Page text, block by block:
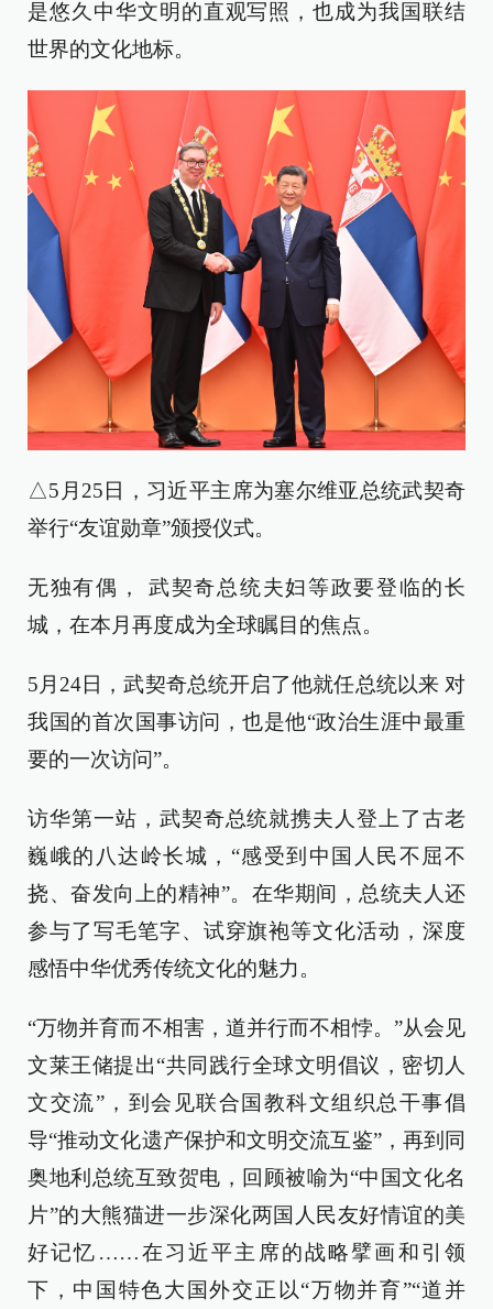
是悠久中华文明的直观写照，也成为我国联结
世界的文化地标。
△5月25日，习近平主席为塞尔维亚总统武契奇
举行“友谊勋章”颁授仪式。
无独有偶， 武契奇总统夫妇等政要登临的长
城，在本月再度成为全球瞩目的焦点。
5月24日，武契奇总统开启了他就任总统以来 对
我国的首次国事访问，也是他“政治生涯中最重
要的一次访问”。
访华第一站，武契奇总统就携夫人登上了古老
巍峨的八达岭长城，“感受到中国人民不屈不
挠、奋发向上的精神”。在华期间，总统夫人还
参与了写毛笔字、试穿旗袍等文化活动，深度
感悟中华优秀传统文化的魅力。
“万物并育而不相害，道并行而不相悖。”从会见
文莱王储提出“共同践行全球文明倡议，密切人
文交流”，到会见联合国教科文组织总干事倡
导“推动文化遗产保护和文明交流互鉴”，再到同
奥地利总统互致贺电，回顾被喻为“中国文化名
片”的大熊猫进一步深化两国人民友好情谊的美
好记忆……在习近平主席的战略擘画和引领
下，中国特色大国外交正以“万物并育”“道并